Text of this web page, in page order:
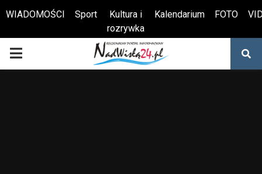
Otwórz pasek narzędzi
WIADOMOŚCI Sport
Kultura i
rozrywka
Kalendarium FOTO
PRIMARY